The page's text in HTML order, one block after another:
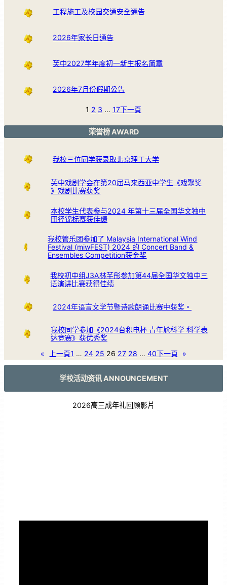
工程施工及校园交通安全通告
2026年家长日通告
芙中2027学年度初一新生报名简章
2026年7月份假期公告
1 2 3 … 17下一頁
荣誉榜 AWARD
我校三位同学获录取北京理工大学
芙中戏剧学会在第20届马来西亚中学生《戏聚奖
》戏剧比赛获奖
本校学生代表参与2024 年第十三届全国华文独中
田径锦标赛获佳绩
我校管乐团参加了 Malaysia International Wind
Festival (miwFEST) 2024 的 Concert Band &
Ensembles Competition获金奖
我校初中组J3A林芊彤参加第44届全国华文独中三
语演讲比赛获得佳绩
2024年语言文学节暨诗歌朗诵比赛中获奖。
我校同学参加《2024台积电杯 青年尬科学 科学表
达竞赛》获优秀奖
«
上一頁1 … 24 25 26 27 28 … 40下一頁 »
学校活动资讯 ANNOUNCEMENT
2026高三成年礼回顾影片